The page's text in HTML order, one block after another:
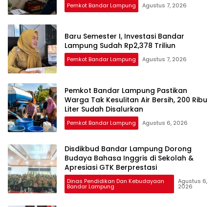
Pemkot Bandar Lampung Agustus 7, 2026
Baru Semester I, Investasi Bandar
Lampung Sudah Rp2,378 Triliun
Pemkot Bandar Lampung Agustus 7, 2026
Pemkot Bandar Lampung Pastikan
Warga Tak Kesulitan Air Bersih, 200 Ribu
Liter Sudah Disalurkan
Pemkot Bandar Lampung Agustus 6, 2026
Disdikbud Bandar Lampung Dorong
Budaya Bahasa Inggris di Sekolah &
Apresiasi GTK Berprestasi
Dinas Pendidikan Dan Kebudayaan
Bandar Lampung
Agustus 6,
2026